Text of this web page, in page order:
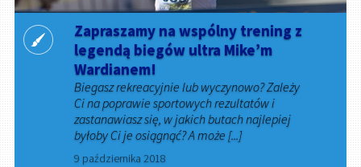
Zapraszamy na wspólny trening z
legendą biegów ultra Mike’m
Wardianem!
Biegasz rekreacyjnie lub wyczynowo? Zależy
Ci na poprawie sportowych rezultatów i
zastanawiasz się, w jakich butach najlepiej
byłoby Ci je osiągnąć? A może [...]
9 października 2018